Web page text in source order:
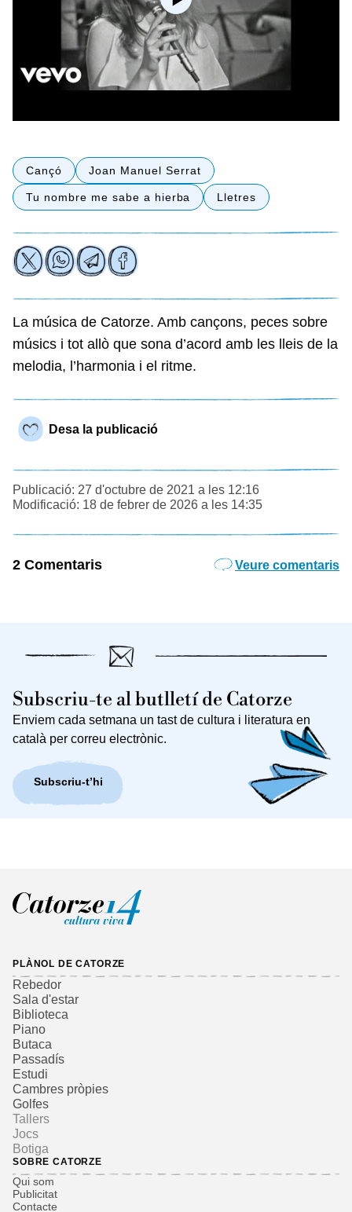
Cançó Joan Manuel Serrat
Tu nombre me sabe a hierba Lletres
La música de Catorze. Amb cançons, peces sobre
músics i tot allò que sona d’acord amb les lleis de la
melodia, l’harmonia i el ritme.
Desa la publicació
Publicació: 27 d'octubre de 2021 a les 12:16
Modificació: 18 de febrer de 2026 a les 14:35
2 Comentaris Veure comentaris
Subscriu-te al butlletí de Catorze
Enviem cada setmana un tast de cultura i literatura en
català per correu electrònic.
Subscriu-t’hi
PLÀNOL DE CATORZE
Rebedor
Sala d'estar
Biblioteca
Piano
Butaca
Passadís
Estudi
Cambres pròpies
Golfes
Tallers
Jocs
Botiga
SOBRE CATORZE
Qui som
Publicitat
Contacte